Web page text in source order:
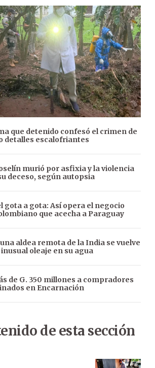
que detenido confesó el crimen de
detalles escalofriantes
murió por asfixia y la violencia
deceso, según autopsia
gota a gota: Así opera el negocio
que acecha a Paraguay
aldea remota de la India se vuelve
oleaje en su agua
de G. 350 millones a compradores
en Encarnación
de esta sección